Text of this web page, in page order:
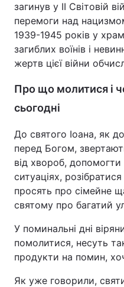
загинув у II Світовій
перемоги над
1939-1945 років у
загиблих воїнів і
жертв цієї війни
Про що молитися і
сьогодні
До святого Іоана, як
перед Богом,
від хвороб,
ситуаціях,
просять про сімейне
святому про багатий
У поминальні дні
помолитися, несуть
продукти на помин,
Як уже говорили,